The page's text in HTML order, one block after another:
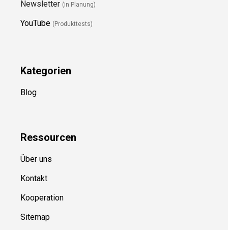
Newsletter (in Planung)
YouTube (Produkttests)
Kategorien
Blog
Ressourcen
Über uns
Kontakt
Kooperation
Sitemap